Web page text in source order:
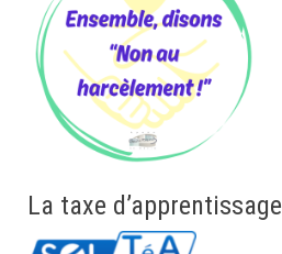
La taxe d’apprentissage